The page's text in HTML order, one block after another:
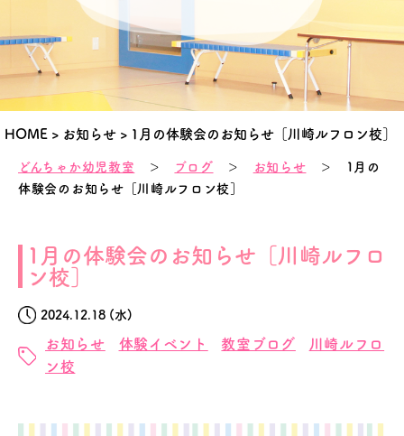
HOME > お知らせ > 1月の体験会のお知らせ［川崎ルフロン校］
どんちゃか幼児教室 ＞ ブログ ＞ お知らせ ＞ 1月の
体験会のお知らせ［川崎ルフロン校］
1月の体験会のお知らせ［川崎ルフロ
ン校］
2024.12.18 (水)
お知らせ 体験イベント 教室ブログ
川崎ルフロ
ン校